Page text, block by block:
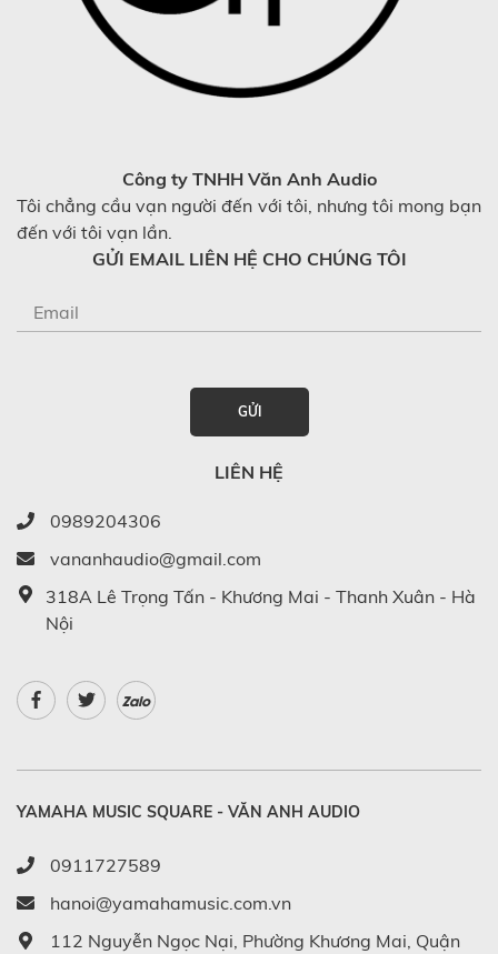
Công ty TNHH Văn Anh Audio
Tôi chẳng cầu vạn người đến với tôi, nhưng tôi mong bạn
đến với tôi vạn lần.
GỬI EMAIL LIÊN HỆ CHO CHÚNG TÔI
GỬI
LIÊN HỆ
0989204306
vananhaudio@gmail.com
318A Lê Trọng Tấn - Khương Mai - Thanh Xuân - Hà
Nội
Zalo
YAMAHA MUSIC SQUARE - VĂN ANH AUDIO
0911727589
hanoi@yamahamusic.com.vn
112 Nguyễn Ngọc Nại, Phường Khương Mai, Quận